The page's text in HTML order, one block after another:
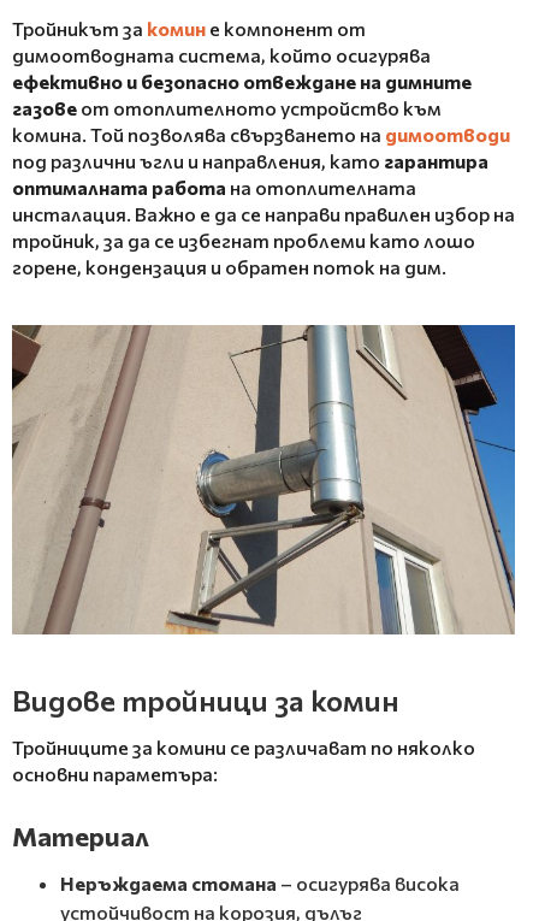
Тройникът за комин е компонент от
димоотводната система, който осигурява
ефективно и безопасно отвеждане на димните
газове от отоплителното устройство към
комина. Той позволява свързването на димоотводи
под различни ъгли и направления, като гарантира
оптималната работа на отоплителната
инсталация. Важно е да се направи правилен избор на
тройник, за да се избегнат проблеми като лошо
горене, кондензация и обратен поток на дим.
Видове тройници за комин
Тройниците за комини се различават по няколко
основни параметъра:
Материал
Неръждаема стомана – осигурява висока
устойчивост на корозия, дълъг